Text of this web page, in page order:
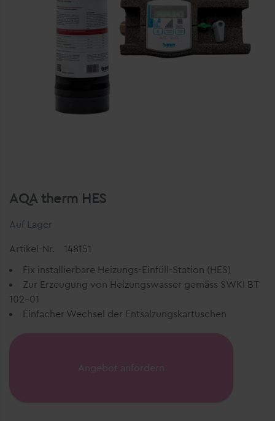
AQA therm HES
Auf Lager
Artikel-Nr.
148151
Fix installierbare Heizungs-Einfüll-Station (HES)
Zur Erzeugung von Heizungswasser gemäss SWKI BT
102-01
Einfacher Wechsel der Entsalzungskartuschen
Angebot anfordern